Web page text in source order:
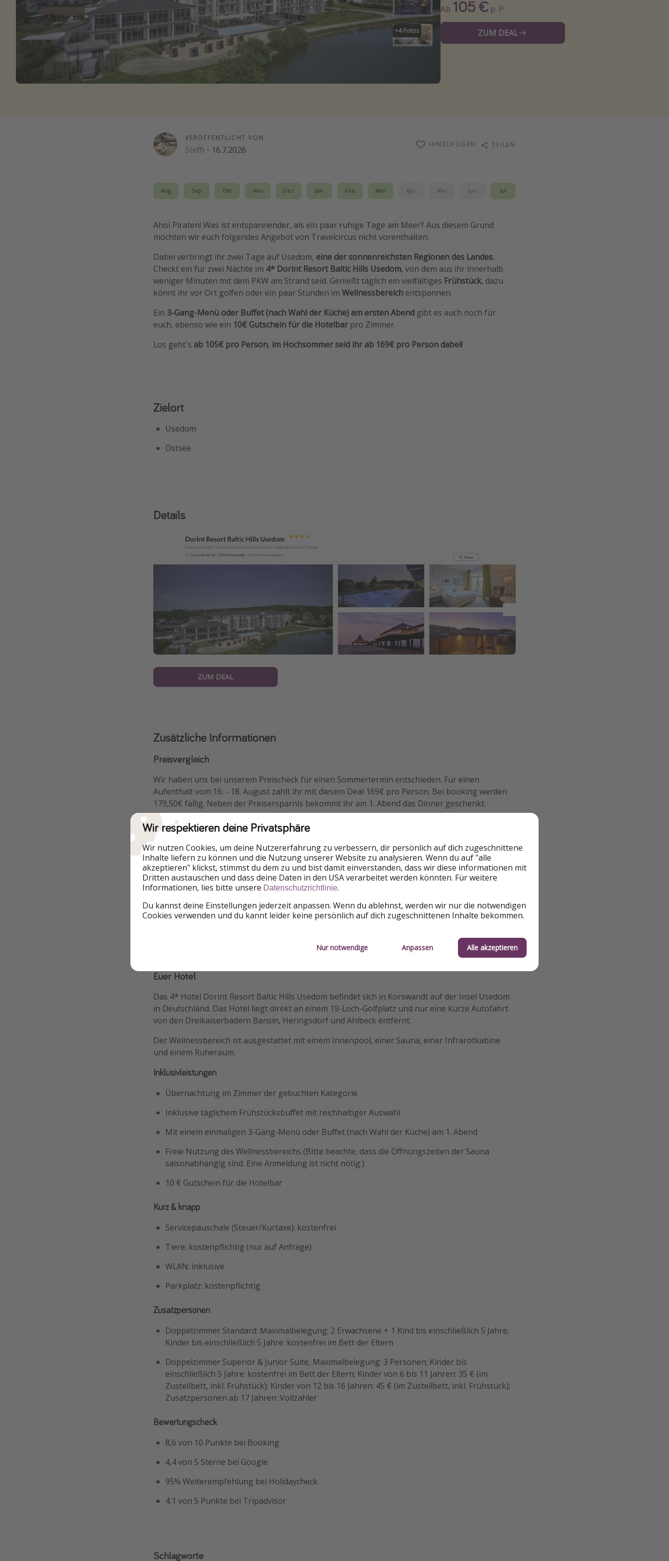
+4 Fotos
Ab 105 € p. P.
ZUM DEAL
VERÖFFENTLICHT VON
Steffi · 16.7.2026
HINZUFÜGEN TEILEN
Aug Sep Okt Nov Dez Jan Feb Mär Apr Mai Jun Jul
Ahoi Piraten! Was ist entspannender, als ein paar ruhige Tage am Meer? Aus diesem Grund
möchten wir euch folgendes Angebot von Travelcircus nicht vorenthalten:
Dabei verbringt ihr zwei Tage auf Usedom, eine der sonnenreichsten Regionen des Landes.
Checkt ein für zwei Nächte im 4* Dorint Resort Baltic Hills Usedom, von dem aus ihr innerhalb
weniger Minuten mit dem PKW am Strand seid. Genießt täglich ein vielfältiges Frühstück, dazu
könnt ihr vor Ort golfen oder ein paar Stunden im Wellnessbereich entspannen.
Ein 3-Gang-Menü oder Buffet (nach Wahl der Küche) am ersten Abend gibt es auch noch für
euch, ebenso wie ein 10€ Gutschein für die Hotelbar pro Zimmer.
Los geht's ab 105€ pro Person, im Hochsommer seid ihr ab 169€ pro Person dabei!
Zielort
Usedom
Ostsee
Details
ZUM DEAL
Zusätzliche Informationen
Preisvergleich
Wir haben uns bei unserem Preischeck für einen Sommertermin entschieden. Für einen
Aufenthalt vom 16. - 18. August zahlt ihr mit diesem Deal 169€ pro Person. Bei booking werden
179,50€ fällig. Neben der Preisersparnis bekommt ihr am 1. Abend das Dinner geschenkt.
Euer Hotel
Das 4* Hotel Dorint Resort Baltic Hills Usedom befindet sich in Korswandt auf der Insel Usedom
in Deutschland. Das Hotel liegt direkt an einem 19-Loch-Golfplatz und nur eine kurze Autofahrt
von den Dreikaiserbädern Bansin, Heringsdorf und Ahlbeck entfernt.
Der Wellnessbereich ist ausgestattet mit einem Innenpool, einer Sauna, einer Infrarotkabine
und einem Ruheraum.
Inklusivleistungen
Übernachtung im Zimmer der gebuchten Kategorie
Inklusive täglichem Frühstücksbuffet mit reichhaltiger Auswahl
Mit einem einmaligen 3-Gang-Menü oder Buffet (nach Wahl der Küche) am 1. Abend
Freie Nutzung des Wellnessbereichs (Bitte beachte, dass die Öffnungszeiten der Sauna
saisonabhängig sind. Eine Anmeldung ist nicht nötig.)
10 € Gutschein für die Hotelbar
Kurz & knapp
Servicepauschale (Steuer/Kurtaxe): kostenfrei
Tiere: kostenpflichtig (nur auf Anfrage)
WLAN: inklusive
Parkplatz: kostenpflichtig
Zusatzpersonen
Doppelzimmer Standard: Maximalbelegung: 2 Erwachsene + 1 Kind bis einschließlich 5 Jahre;
Kinder bis einschließlich 5 Jahre: kostenfrei im Bett der Eltern
Doppelzimmer Superior & Junior Suite, Maximalbelegung: 3 Personen; Kinder bis
einschließlich 5 Jahre: kostenfrei im Bett der Eltern; Kinder von 6 bis 11 Jahren: 35 € (im
Zustellbett, inkl. Frühstück); Kinder von 12 bis 16 Jahren: 45 € (im Zustellbett, inkl. Frühstück);
Zusatzpersonen ab 17 Jahren: Vollzahler
Bewertungscheck
8,6 von 10 Punkte bei Booking
4,4 von 5 Sterne bei Google
95% Weiterempfehlung bei Holidaycheck
4,1 von 5 Punkte bei Tripadvisor
Schlagworte
Wir respektieren deine Privatsphäre
Wir nutzen Cookies, um deine Nutzererfahrung zu verbessern, dir persönlich auf dich zugeschnittene
Inhalte liefern zu können und die Nutzung unserer Website zu analysieren. Wenn du auf "alle
akzeptieren" klickst, stimmst du dem zu und bist damit einverstanden, dass wir diese informationen mit
Dritten austauschen und dass deine Daten in den USA verarbeitet werden könnten. Für weitere
Informationen, lies bitte unsere Datenschutzrichtlinie.
Du kannst deine Einstellungen jederzeit anpassen. Wenn du ablehnst, werden wir nur die notwendigen
Cookies verwenden und du kannt leider keine persönlich auf dich zugeschnittenen Inhalte bekommen.
Nur notwendige Anpassen Alle akzeptieren